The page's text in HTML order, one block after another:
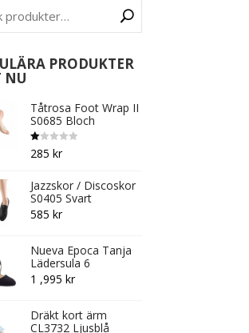
PRODUKTER
NU
Tåtrosa Foot Wrap II
S0685 Bloch
B
et
s
att
1.
0
0
285 kr
Jazzskor / Discoskor
S0405 Svart
585 kr
Nueva Epoca Tanja
Lädersula 6
1 ,995 kr
Dräkt kort ärm
CL3732 Ljusblå